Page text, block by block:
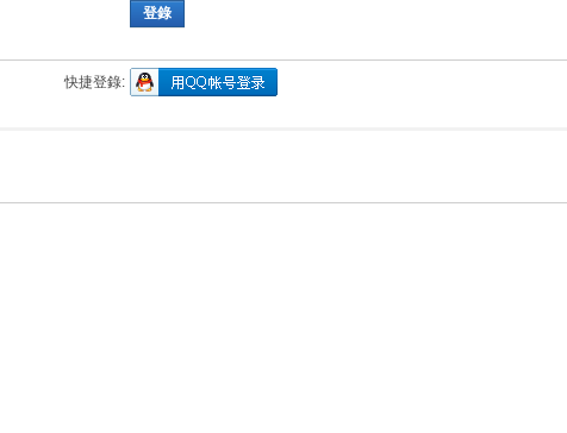
登錄
快捷登錄: